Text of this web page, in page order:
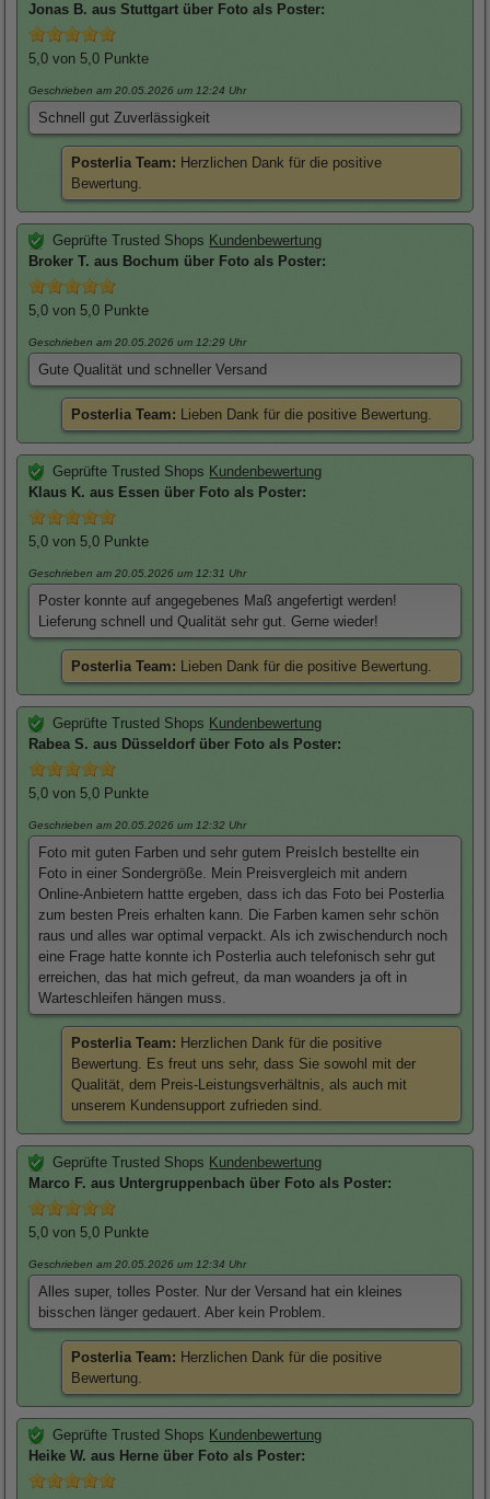
Jonas B. aus Stuttgart über Foto als Poster:
5,0 von 5,0 Punkte
Geschrieben am 20.05.2026 um 12:24 Uhr
Schnell gut Zuverlässigkeit
Posterlia Team: Herzlichen Dank für die positive
Bewertung.
Geprüfte Trusted Shops Kundenbewertung
Broker T. aus Bochum über Foto als Poster:
5,0 von 5,0 Punkte
Geschrieben am 20.05.2026 um 12:29 Uhr
Gute Qualität und schneller Versand
Posterlia Team: Lieben Dank für die positive Bewertung.
Geprüfte Trusted Shops Kundenbewertung
Klaus K. aus Essen über Foto als Poster:
5,0 von 5,0 Punkte
Geschrieben am 20.05.2026 um 12:31 Uhr
Poster konnte auf angegebenes Maß angefertigt werden!
Lieferung schnell und Qualität sehr gut. Gerne wieder!
Posterlia Team: Lieben Dank für die positive Bewertung.
Geprüfte Trusted Shops Kundenbewertung
RabeaS. aus Düsseldorf über Foto als Poster:
5,0 von 5,0 Punkte
Geschrieben am 20.05.2026 um 12:32 Uhr
Foto mit guten Farben und sehr gutem PreisIch bestellte ein
Foto in einer Sondergröße. Mein Preisvergleich mit andern
Online-Anbietern hattte ergeben, dass ich das Foto bei Posterlia
zum besten Preis erhalten kann. Die Farben kamen sehr schön
raus und alles war optimal verpackt. Als ich zwischendurch noch
eine Frage hatte konnte ich Posterlia auch telefonisch sehr gut
erreichen, das hat mich gefreut, da man woanders ja oft in
Warteschleifen hängen muss.
Posterlia Team: Herzlichen Dank für die positive
Bewertung. Es freut uns sehr, dass Sie sowohl mit der
Qualität, dem Preis-Leistungsverhältnis, als auch mit
unserem Kundensupport zufrieden sind.
Geprüfte Trusted Shops Kundenbewertung
Marco F. aus Untergruppenbach über Foto als Poster:
5,0 von 5,0 Punkte
Geschrieben am 20.05.2026 um 12:34 Uhr
Alles super, tolles Poster. Nur der Versand hat ein kleines
bisschen länger gedauert. Aber kein Problem.
Posterlia Team: Herzlichen Dank für die positive
Bewertung.
Geprüfte Trusted Shops Kundenbewertung
Heike W. aus Herne über Foto als Poster: